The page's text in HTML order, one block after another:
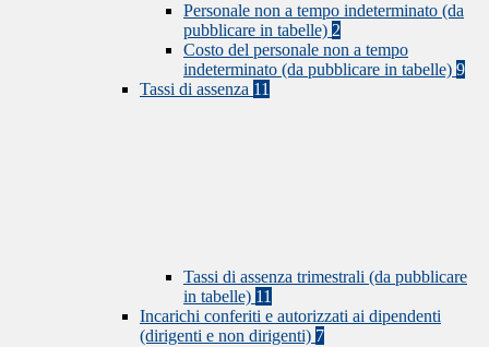
Personale non a tempo indeterminato (da
pubblicare in tabelle) 2
Costo del personale non a tempo
indeterminato (da pubblicare in tabelle) 9
Tassi di assenza 11
Tassi di assenza trimestrali (da pubblicare
in tabelle) 11
Incarichi conferiti e autorizzati ai dipendenti
(dirigenti e non dirigenti) 7